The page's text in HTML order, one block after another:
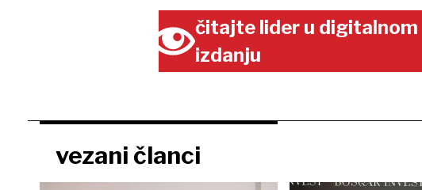
čitajte lider u digitalnom
izdanju
vezani članci